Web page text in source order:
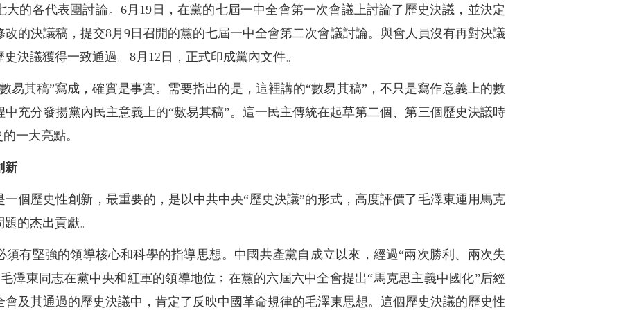
的各代表團討論。6月19日，在黨的七屆一中全會第一次會議上討論了歷史決議，並決定
的決議稿，提交8月9日召開的黨的七屆一中全會第二次會議討論。與會人員沒有再對決議
決議獲得一致通過。8月12日，正式印成黨內文件。
易其稿”寫成，確實是事實。需要指出的是，這裡講的“數易其稿”，不只是寫作意義上的數
充分發揚黨內民主意義上的“數易其稿”。這一民主傳統在起草第二個、第三個歷史決議時
一大亮點。
新
個歷史性創新，最重要的，是以中共中央“歷史決議”的形式，高度評價了毛澤東運用馬克
的杰出貢獻。
有堅強的領導核心和科學的指導思想。中國共產黨自成立以來，經過“兩次勝利、兩次失
澤東同志在黨中央和紅軍的領導地位﹔在黨的六屆六中全會提出“馬克思主義中國化”后經
及其通過的歷史決議中，肯定了反映中國革命規律的毛澤東思想。這個歷史決議的歷史性